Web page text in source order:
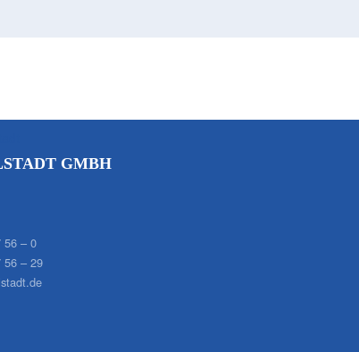
GMBH
56 – 0
56 – 29